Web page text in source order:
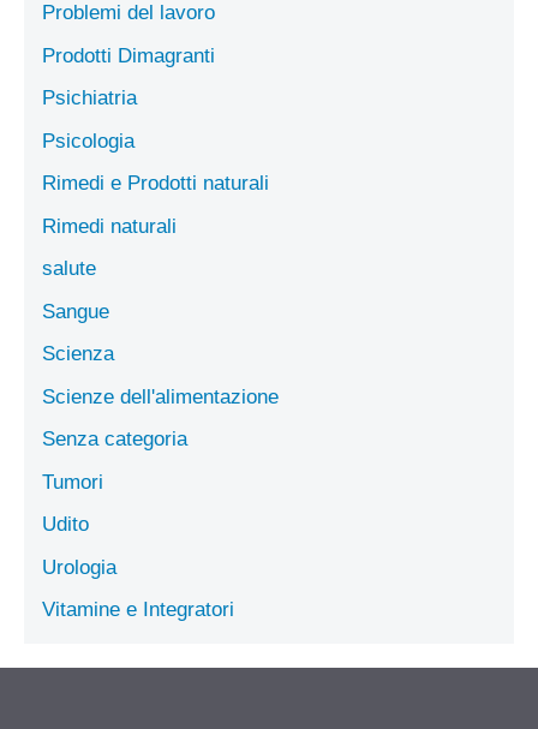
Problemi del lavoro
Prodotti Dimagranti
Psichiatria
Psicologia
Rimedi e Prodotti naturali
Rimedi naturali
salute
Sangue
Scienza
Scienze dell'alimentazione
Senza categoria
Tumori
Udito
Urologia
Vitamine e Integratori